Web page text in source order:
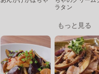
ラタン
もっと見る